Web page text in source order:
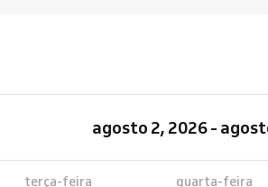
agosto 2, 2026 -
terça-feira quarta-feira